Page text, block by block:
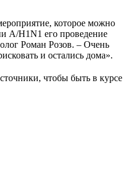
которое можно
А/H1N1 его проведение
Роман Розов. – Очень
и остались дома».
чтобы быть в курсе